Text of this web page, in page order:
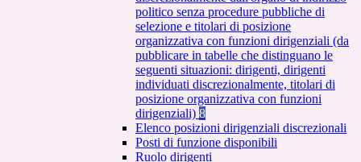
politico senza procedure pubbliche di
selezione e titolari di posizione
organizzativa con funzioni dirigenziali (da
pubblicare in tabelle che distinguano le
seguenti situazioni: dirigenti, dirigenti
individuati discrezionalmente, titolari di
posizione organizzativa con funzioni
dirigenziali) 8
Elenco posizioni dirigenziali discrezionali
Posti di funzione disponibili
Ruolo dirigenti